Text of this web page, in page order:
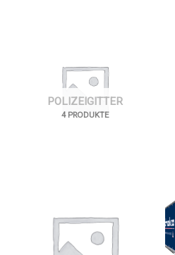
POLIZEIGITTER
4 PRODUKTE